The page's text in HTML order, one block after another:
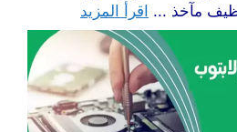
مآخذ ... اقرأ المزيد